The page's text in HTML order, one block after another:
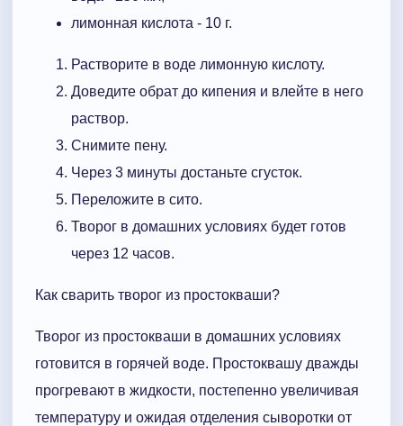
лимонная кислота - 10 г.
Растворите в воде лимонную кислоту.
Доведите обрат до кипения и влейте в него
раствор.
Снимите пену.
Через 3 минуты достаньте сгусток.
Переложите в сито.
Творог в домашних условиях будет готов
через 12 часов.
Как сварить творог из простокваши?
Творог из простокваши в домашних условиях
готовится в горячей воде. Простоквашу дважды
прогревают в жидкости, постепенно увеличивая
температуру и ожидая отделения сыворотки от